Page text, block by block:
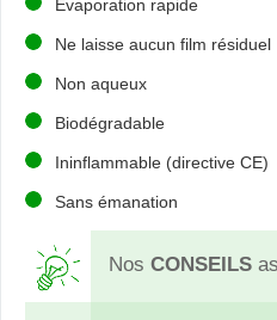
Évaporation rapide
Ne laisse aucun film résiduel
Non aqueux
Biodégradable
Ininflammable (directive CE)
Sans émanation
Nos CONSEILS